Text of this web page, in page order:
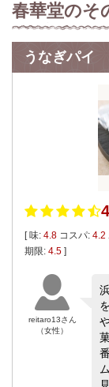
春華堂のそ
うなぎパイ
[ 味: 4.8 コスパ: 4.2
期限: 4.5 ]
reitaro13さん
（女性）